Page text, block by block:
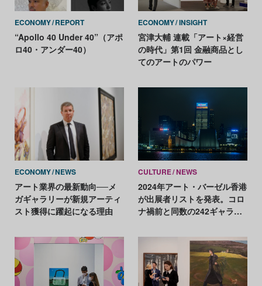
ECONOMY REPORT
“Apollo 40 Under 40”（アポ
ロ40・アンダー40）
ECONOMY INSIGHT
宮津大輔 連載「アート×経営
の時代」第1回 金融商品とし
てのアートのパワー
ECONOMY NEWS
アート業界の最新動向──メ
ガギャラリーが新規アーティ
スト獲得に躍起になる理由
CULTURE NEWS
2024年アート・バーゼル香港
が出展者リストを発表。コロ
ナ禍前と同数の242ギャラリ